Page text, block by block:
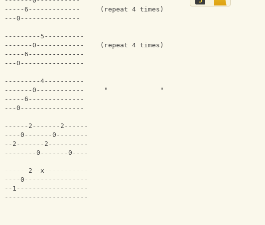
-----6-------------     (repeat 4 times)
---0---------------
---------5----------
-------0------------    (repeat 4 times)
-----6--------------
---0----------------
---------4----------
-------0------------     "             "
-----6--------------
---0----------------
------2-------2------
----0-------0--------
--2-------2----------
--------0-------0----
------2--x-----------
----0----------------
--1------------------
---------------------